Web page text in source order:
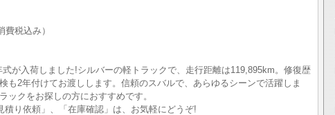
費税込み）
が入荷しました!シルバーの軽トラックで、走行距離は119,895km。修復歴
も2年付けてお渡しします。信頼のスバルで、あらゆるシーンで活躍しま
ックをお探しの方におすすめです。
り依頼」、「在庫確認」は、お気軽にどうぞ!